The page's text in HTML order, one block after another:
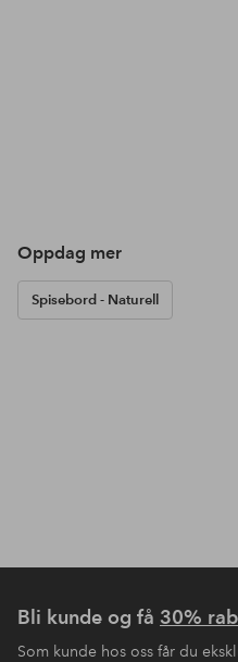
Oppdag mer
Spisebord - Naturell
Bli kunde og få 30%
Som kunde hos oss får du